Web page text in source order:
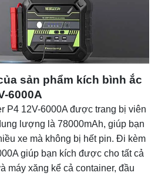
sản phẩm kích bình ắc
6000A
P4 12V-6000A được trang bị viên
lượng là 78000mAh, giúp bạn
xe mà không bị hết pin. Đi kèm
giúp bạn kích được cho tất cả
máy xăng kể cả container, đầu